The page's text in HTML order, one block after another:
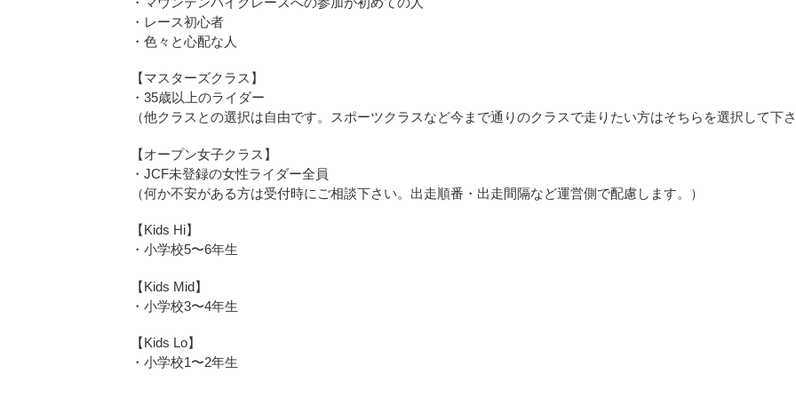
・レース初心者
・色々と心配な人
【マスターズクラス】
・35歳以上のライダー
（他クラスとの選択は自由です。スポーツクラスなど今まで通りのクラスで走りたい方はそちらを選択して下
【オープン女子クラス】
・JCF未登録の女性ライダー全員
（何か不安がある方は受付時にご相談下さい。出走順番・出走間隔など運営側で配慮します。）
【Kids Hi】
・小学校5〜6年生
【Kids Mid】
・小学校3〜4年生
【Kids Lo】
・小学校1〜2年生